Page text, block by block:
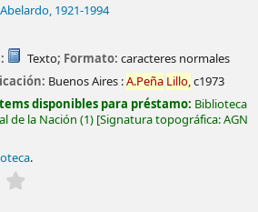
, 1921-1994
Texto; Formato: caracteres normales
Buenos Aires :A.Peña Lillo,c1973
disponibles para préstamo: Biblioteca
de la Nación (1) Signatura topográfica:AGN
.